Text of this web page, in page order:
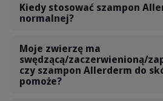
Kiedy stosować szampon
normalnej?
Moje zwierzę ma
swędzącą/zaczerwienioną/
czy szampon Allerderm do
pomoże?